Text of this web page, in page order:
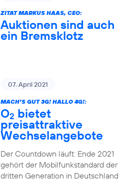
ZITAT MARKUS HAAS, CEO:
Auktionen sind auch
ein Bremsklotz
07. April 2021
MACH’S GUT 3G! HALLO 4G!:
O2 bietet
preisattraktive
Wechselangebote
Der Countdown läuft: Ende 2021
gehört der Mobilfunkstandard der
dritten Generation in Deutschland